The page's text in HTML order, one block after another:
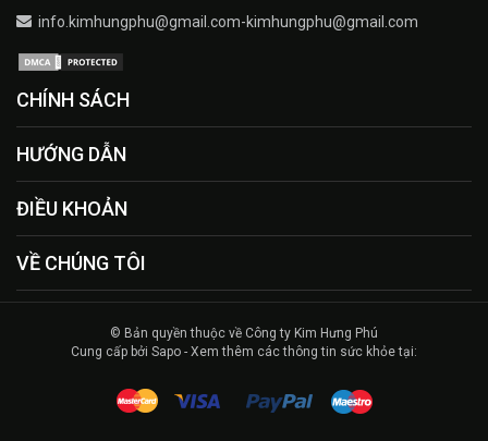
info.kimhungphu@gmail.com-kimhungphu@gmail.com
CHÍNH SÁCH
HƯỚNG DẪN
ĐIỀU KHOẢN
VỀ CHÚNG TÔI
© Bản quyền thuộc về Công ty Kim Hưng Phú
Cung cấp bởi Sapo - Xem thêm các thông tin sức khỏe tại: